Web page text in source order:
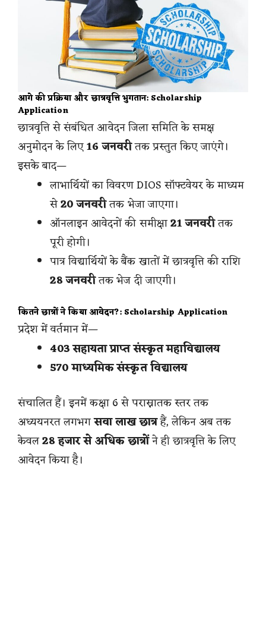
आगे की प्रक्रिया और छात्रवृत्ति भुगतान: Scholarship
Application
छात्रवृत्ति से संबंधित आवेदन जिला समिति के समक्ष
अनुमोदन के लिए16 जनवरीतक प्रस्तुत किए जाएंगे।
इसके बाद—
लाभार्थियों का विवरण DIOS सॉफ्टवेयर के माध्यम
से20 जनवरीतक भेजा जाएगा।
ऑनलाइन आवेदनों की समीक्षा21 जनवरीतक
पूरी होगी।
पात्र विद्यार्थियों के बैंक खातों में छात्रवृत्ति की राशि
28 जनवरीतक भेज दी जाएगी।
कितने छात्रों ने किया आवेदन?: Scholarship Application
प्रदेश में वर्तमान में—
403 सहायता प्राप्त संस्कृत महाविद्यालय
570 माध्यमिक संस्कृत विद्यालय
संचालित हैं। इनमें कक्षा 6 से परास्नातक स्तर तक
अध्ययनरत लगभगसवा लाख छात्रहैं, लेकिन अब तक
केवल28 हजार से अधिक छात्रोंने ही छात्रवृत्ति के लिए
आवेदन किया है।